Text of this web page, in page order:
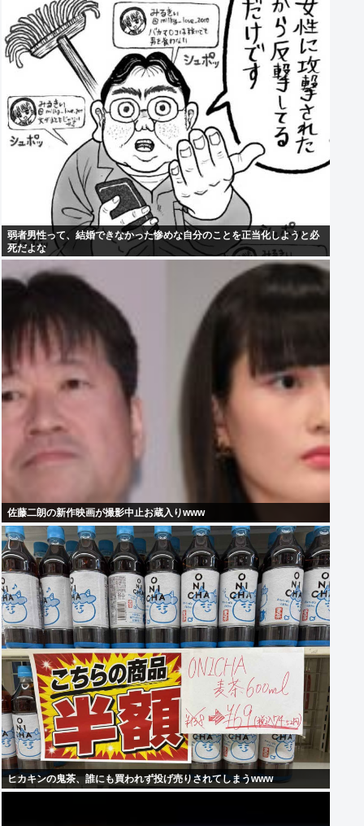
弱者男性って、結婚できなかった惨めな自分のことを正当化しようと必
死だよな
佐藤二朗の新作映画が撮影中止お蔵入りwww
ヒカキンの鬼茶、誰にも買われず投げ売りされてしまうwww